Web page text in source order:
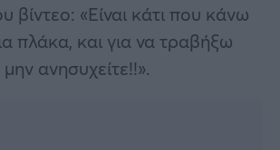
βίντεο: «Είναι κάτι που κάνω
πλάκα, και για να τραβήξω
ανησυχείτε!!».